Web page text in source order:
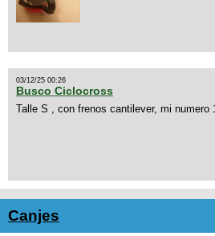
03/12/25 00:26
Busco Ciclocross
Talle S , con frenos cantilever, mi numero
Canjes